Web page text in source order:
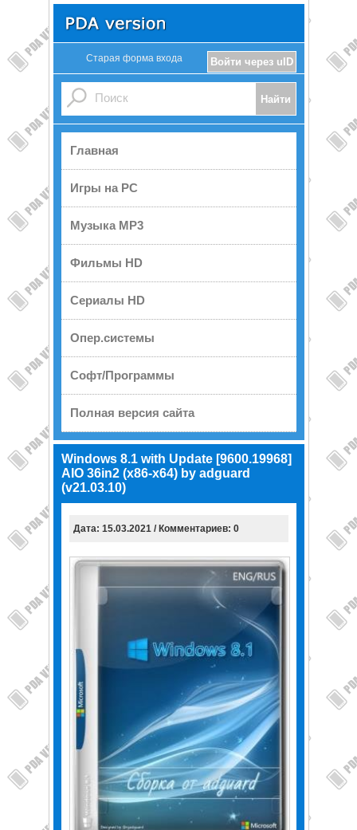
Войти через uID
Старая форма входа
Главная
Игры на PC
Музыка MP3
Фильмы HD
Сериалы HD
Опер.системы
Софт/Программы
Полная версия сайта
Windows 8.1 with Update [9600.19968]
AIO 36in2 (x86-x64) by adguard
(v21.03.10)
Дата: 15.03.2021 / Комментариев: 0